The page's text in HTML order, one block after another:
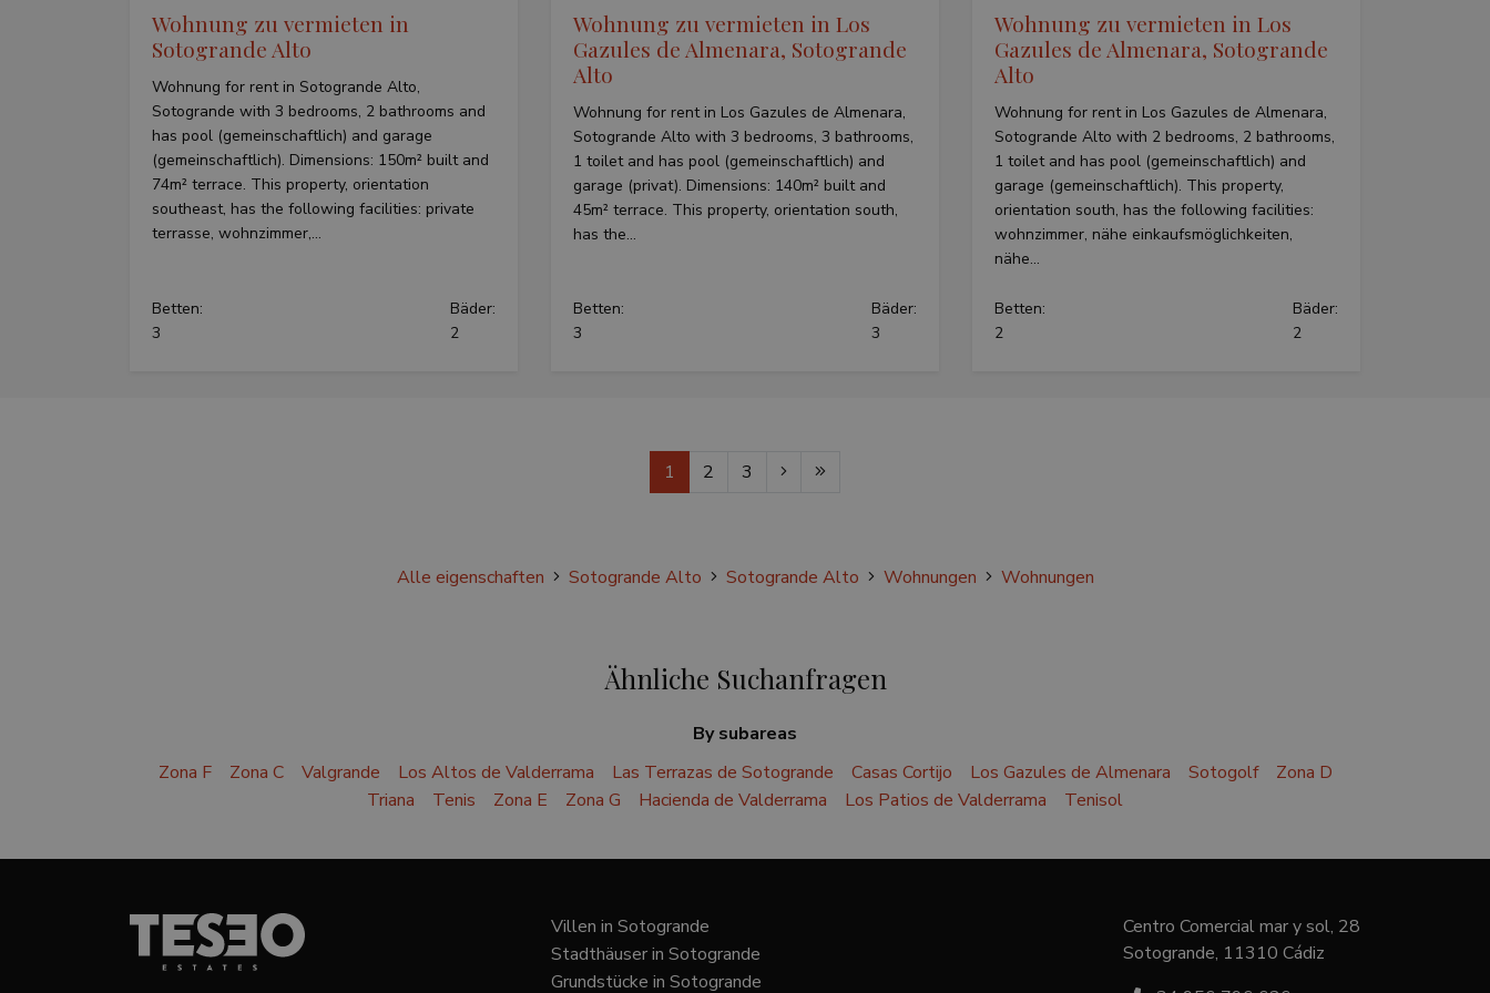
Wohnung zu vermieten in
Sotogrande Alto
Wohnung for rent in Sotogrande Alto,
Sotogrande with 3 bedrooms, 2 bathrooms and
has pool (gemeinschaftlich) and garage
(gemeinschaftlich). Dimensions: 150m² built and
74m² terrace. This property, orientation
southeast, has the following facilities: private
terrasse, wohnzimmer,...
Betten:
3
Bäder:
2
Wohnung zu vermieten in Los
Gazules de Almenara, Sotogrande
Alto
Wohnung for rent in Los Gazules de Almenara,
Sotogrande Alto with 3 bedrooms, 3 bathrooms,
1 toilet and has pool (gemeinschaftlich) and
garage (privat). Dimensions: 140m² built and
45m² terrace. This property, orientation south,
has the...
Betten:
3
Bäder:
3
Wohnung zu vermieten in Los
Gazules de Almenara, Sotogrande
Alto
Wohnung for rent in Los Gazules de Almenara,
Sotogrande Alto with 2 bedrooms, 2 bathrooms,
1 toilet and has pool (gemeinschaftlich) and
garage (gemeinschaftlich). This property,
orientation south, has the following facilities:
wohnzimmer, nähe einkaufsmöglichkeiten,
nähe...
Betten:
2
Bäder:
2
1 2 3
Alle eigenschaften Sotogrande Alto Sotogrande Alto Wohnungen Wohnungen
Ähnliche Suchanfragen
By subareas
Zona F
Zona C Valgrande Los Altos de Valderrama Las Terrazas de Sotogrande Casas Cortijo Los Gazules de Almenara Sotogolf
Zona D
Triana
Tenis Zona E Zona G Hacienda de Valderrama Los Patios de Valderrama Tenisol
Villen in Sotogrande
Stadthäuser in Sotogrande
Grundstücke in Sotogrande
Centro Comercial mar y sol, 28
Sotogrande, 11310 Cádiz
the Youtube interface.
Meta Platform
.teseoestate.com
3 Monate
Used by Meta to deliver a series of advertisement products
such as real time bidding from third party advertisers